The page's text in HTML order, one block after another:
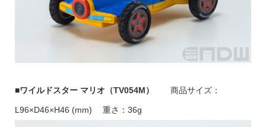
■ワイルドスター マリオ（TV054M） 商品サイズ：
L96×D46×H46 (mm) 重さ：36g